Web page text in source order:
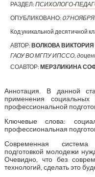
РАЗДЕЛ:ПСИХОЛОГО-
ОПУБЛИКОВАНО: 07 НОЯБРЯ
Код уникальной десятичной
АВТОР:ВОЛКОВА
ГАОУ ВО МГПУ ИПССО,
СОАВТОР:МЕРЗЛИКИНА
Аннотация. В данной
применения
профессиональной
Ключевые слова:
профессиональная
Современная система
подготовкой молодежи
Очевидно, что без
технологий, сделать это